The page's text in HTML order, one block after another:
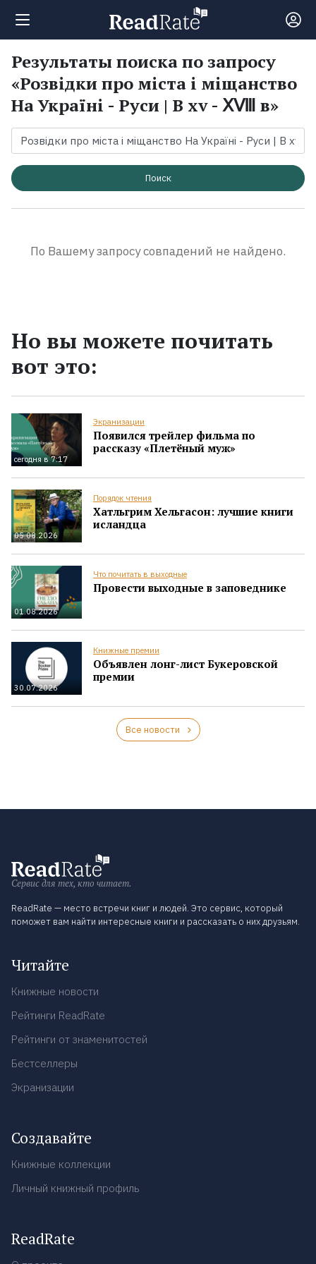
Поиск
Новости
Рейтинги
Экранизации
Результаты поиска по запросу
«Розвідки про міста і міщанство
На Україні - Руси | В xv - ⅩⅧ в»
Поиск
По Вашему запросу совпадений не найдено.
Но вы можете почитать
вот это:
сегодня в 7:17
Экранизации
Появился трейлер фильма по
рассказу «Плетёный муж»
05.08.2026
Порядок чтения
Хатльгрим Хельгасон: лучшие книги
исландца
01.08.2026
Что почитать в выходные
Провести выходные в заповеднике
30.07.2026
Книжные премии
Объявлен лонг-лист Букеровской
премии
Все новости
Сервис для тех, кто читает.
ReadRate — место встречи книг и людей. Это сервис, который
поможет вам найти интересные книги и рассказать о них друзьям.
Читайте
Книжные новости
Рейтинги ReadRate
Рейтинги от знаменитостей
Бестселлеры
Экранизации
Создавайте
Книжные коллекции
Личный книжный профиль
ReadRate